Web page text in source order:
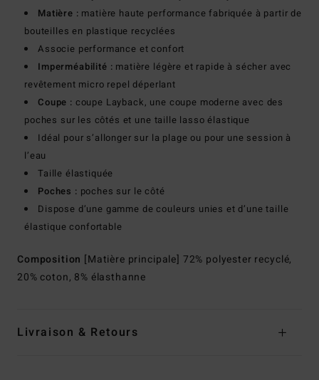
Matière : matière haute performance fabriquée à partir de
bouteilles en plastique recyclées
Associe performance et confort
Imperméabilité : matière légère et rapide à sécher avec
revêtement micro repel déperlant
Coupe : coupe Layback, une coupe moderne avec des
poches sur les côtés et une taille lasso élastique
Idéal pour s’allonger sur la plage ou pour une session à
l’eau
Taille élastiquée
Poches : poches sur le côté
Dispose d’une gamme de couleurs unies et d’une taille
élastique confortable
Composition [Matière principale] 72% polyester recyclé,
20% coton, 8% élasthanne
Livraison & Retours